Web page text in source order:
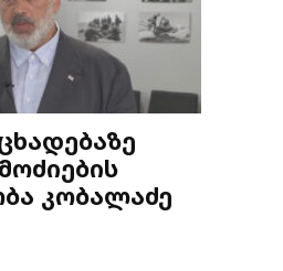
კობალაძე